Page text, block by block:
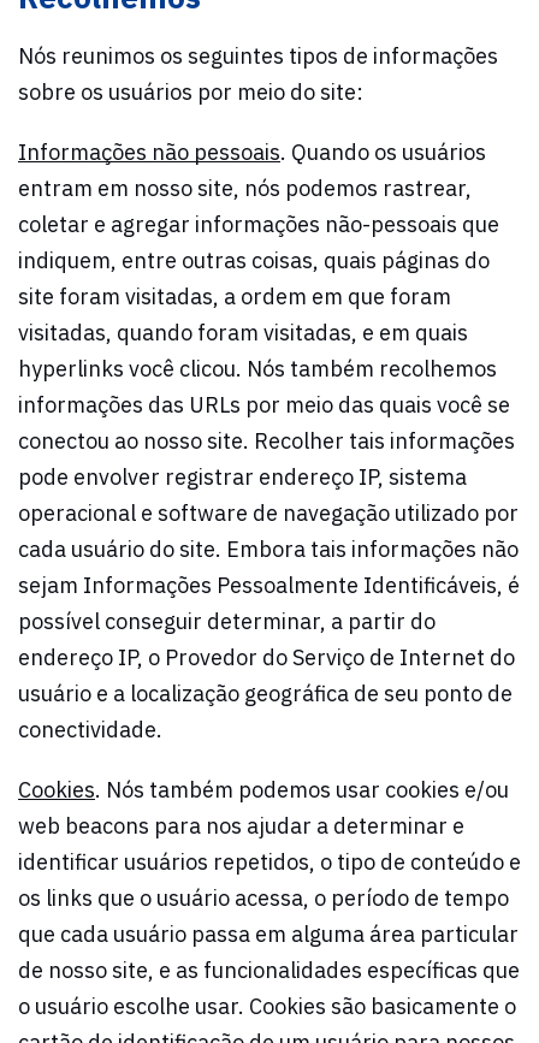
Nós reunimos os seguintes tipos de informações
sobre os usuários por meio do site:
Informações não pessoais. Quando os usuários
entram em nosso site, nós podemos rastrear,
coletar e agregar informações não-pessoais que
indiquem, entre outras coisas, quais páginas do
site foram visitadas, a ordem em que foram
visitadas, quando foram visitadas, e em quais
hyperlinks você clicou. Nós também recolhemos
informações das URLs por meio das quais você se
conectou ao nosso site. Recolher tais informações
pode envolver registrar endereço IP, sistema
operacional e software de navegação utilizado por
cada usuário do site. Embora tais informações não
sejam Informações Pessoalmente Identificáveis, é
possível conseguir determinar, a partir do
endereço IP, o Provedor do Serviço de Internet do
usuário e a localização geográfica de seu ponto de
conectividade.
Cookies. Nós também podemos usar cookies e/ou
web beacons para nos ajudar a determinar e
identificar usuários repetidos, o tipo de conteúdo e
os links que o usuário acessa, o período de tempo
que cada usuário passa em alguma área particular
de nosso site, e as funcionalidades específicas que
o usuário escolhe usar. Cookies são basicamente o